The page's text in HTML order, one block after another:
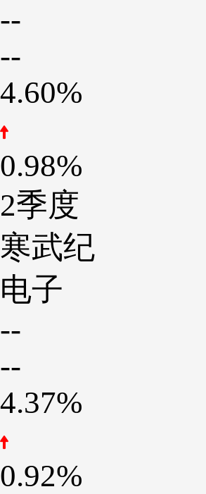
--
--
4.60%
0.98%
2季度
寒武纪
电子
--
--
4.37%
0.92%